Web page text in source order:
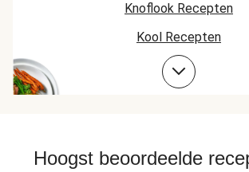
Knoflook Recepten
Kool Recepten
Komkommer Recepten
Hoogst beoordeelde